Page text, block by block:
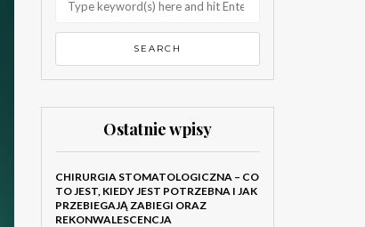
Ostatnie wpisy
CHIRURGIA STOMATOLOGICZNA – CO
TO JEST, KIEDY JEST POTRZEBNA I JAK
PRZEBIEGAJĄ ZABIEGI ORAZ
REKONWALESCENCJA